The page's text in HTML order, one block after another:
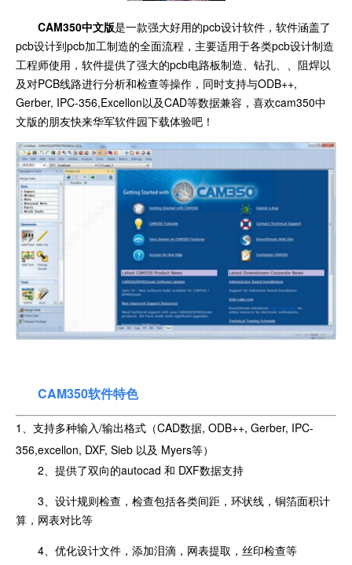
CAM350中文版是一款强大好用的pcb设计软件，软件涵盖了
pcb设计到pcb加工制造的全面流程，主要适用于各类pcb设计制造
工程师使用，软件提供了强大的pcb电路板制造、钻孔、、阻焊以
及对PCB线路进行分析和检查等操作，同时支持与ODB++,
Gerber, IPC-356,Excellon以及CAD等数据兼容，喜欢cam350中
文版的朋友快来华军软件园下载体验吧！
CAM350软件特色
1、支持多种输入/输出格式（CAD数据, ODB++, Gerber, IPC-
356,excellon, DXF, Sieb 以及 Myers等）
2、提供了双向的autocad 和 DXF数据支持
3、设计规则检查，检查包括各类间距，环状线，铜箔面积计
算，网表对比等
4、优化设计文件，添加泪滴，网表提取，丝印检查等